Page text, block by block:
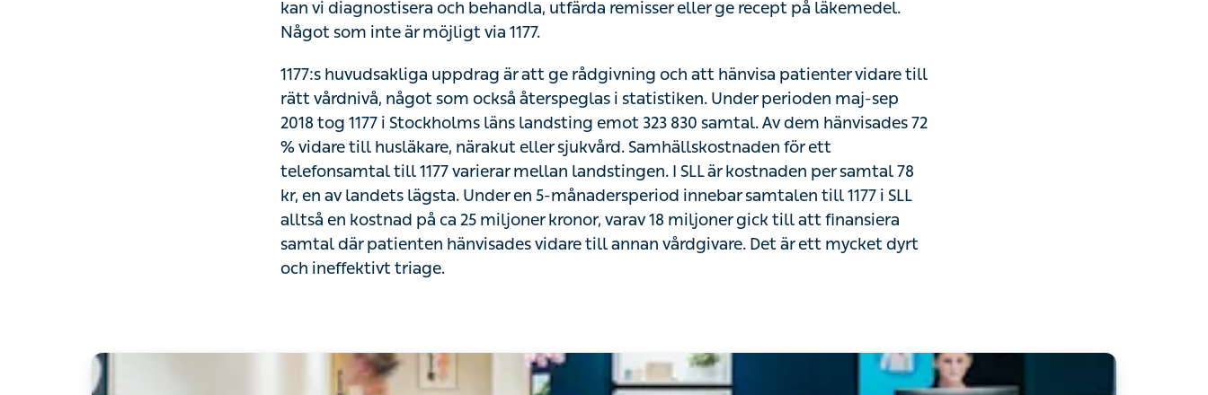
1177:s huvudsakliga uppdrag är att ge rådgivning och att hänvisa patienter vidare till rätt
vårdnivå, något som också återspeglas i statistiken. Under perioden maj-sep 2018 tog
1177 i Stockholms läns landsting emot 323 830 samtal. Av dem hänvisades 72 % vidare
till husläkare, närakut eller sjukvård. Samhällskostnaden för ett telefonsamtal till 1177
varierar mellan landstingen. I SLL är kostnaden per samtal 78 kr, en av landets lägsta.
Under en 5-månadersperiod innebar samtalen till 1177 i SLL alltså en kostnad på ca 25
miljoner kronor, varav 18 miljoner gick till att finansiera samtal där patienten hänvisades
vidare till annan vårdgivare. Det är ett mycket dyrt och ineffektivt triage.